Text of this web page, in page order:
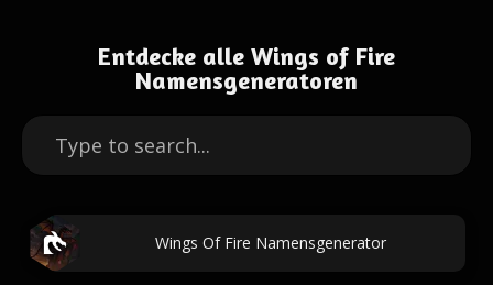
Entdecke alle Wings of Fire
Namensgeneratoren
Wings Of Fire Namensgenerator